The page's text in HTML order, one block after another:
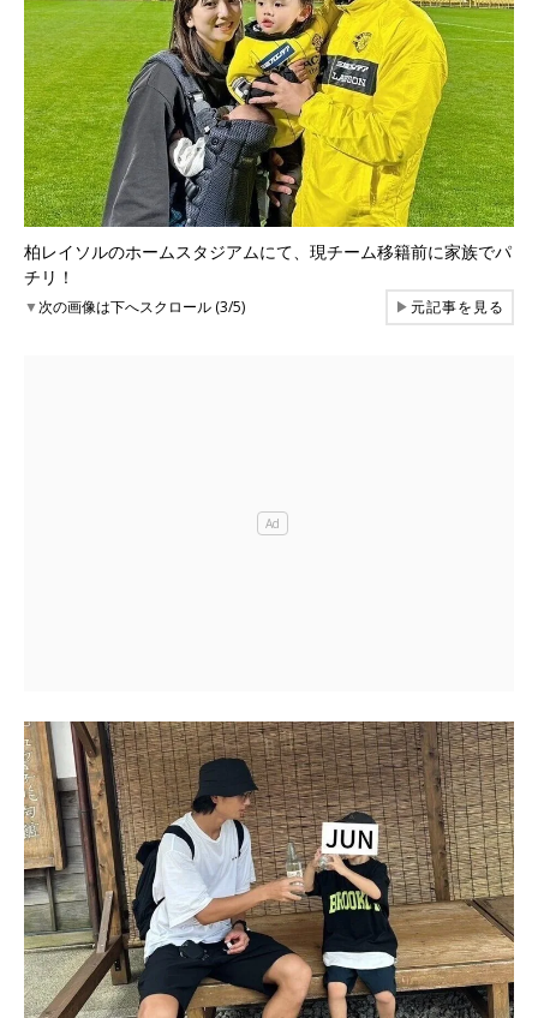
柏レイソルのホームスタジアムにて、現チーム移籍前に家族でパ
チリ！
▼次の画像は下へスクロール (3/5) ▶元記事を見る